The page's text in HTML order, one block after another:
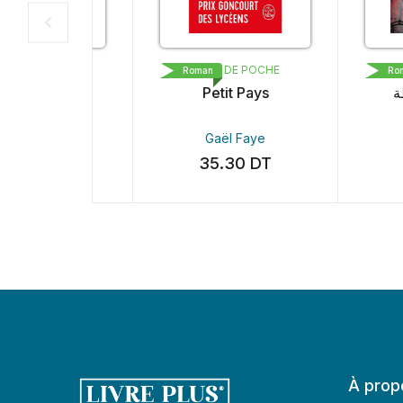
LIVRE DE POCHE
Petit Pays
Gaël Faye
35.30DT
Roman POP
Roman
À